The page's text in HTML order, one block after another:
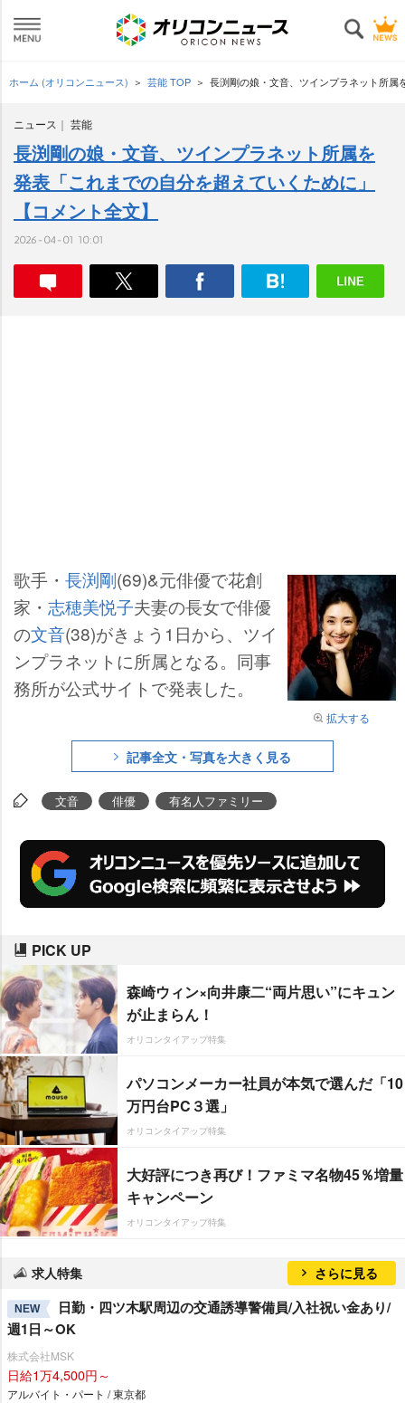
ホーム (オリコンニュース) 芸能 TOP 長渕剛の娘・文音、ツインプラネット所
ニュース 芸能
長渕剛の娘・文音、ツインプラネット所属を
発表「これまでの自分を超えていくために」
【コメント全文】
2026-04-01 10:01
拡大する
歌手・ 長渕剛(69)&元俳優で花創
家・ 志穂美悦子夫妻の長女で俳優
の文音(38)がきょう1日から、ツイ
ンプラネットに所属となる。同事
務所が公式サイトで発表した。
記事全文・写真を大きく見る
文音 俳優 有名人ファミリー
PICK UP
森崎ウィン×向井康二“両片思い”にキュン
が止まらん！
オリコンタイアップ特集
パソコンメーカー社員が本気で選んだ「10
万円台PC３選」
オリコンタイアップ特集
大好評につき再び！ファミマ名物45％増量
キャンペーン
オリコンタイアップ特集
求人特集 さらに見る
NEW
日勤・四ツ木駅周辺の交通誘導警備員/入社祝い金あり/
週1日～OK
株式会社MSK
日給1万4,500円～
アルバイト・パート / 東京都